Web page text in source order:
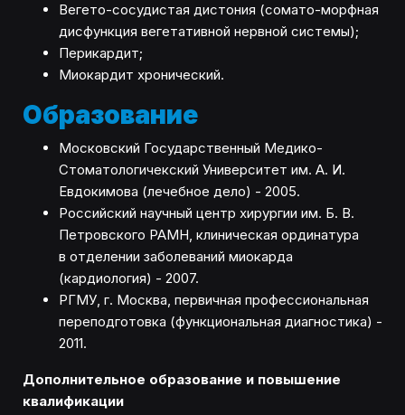
Вегето-сосудистая дистония (сомато-морфная
дисфункция вегетативной нервной системы);
Перикардит;
Миокардит хронический.
Образование
Московский Государственный Медико-
Стоматологичекский Университет им. А. И.
Евдокимова (лечебное дело) - 2005.
Российский научный центр хирургии им. Б. В.
Петровского РАМН, клиническая ординатура
в отделении заболеваний миокарда
(кардиология) - 2007.
РГМУ, г. Москва, первичная профессиональная
переподготовка (функциональная диагностика) -
2011.
Дополнительное образование и повышение
квалификации